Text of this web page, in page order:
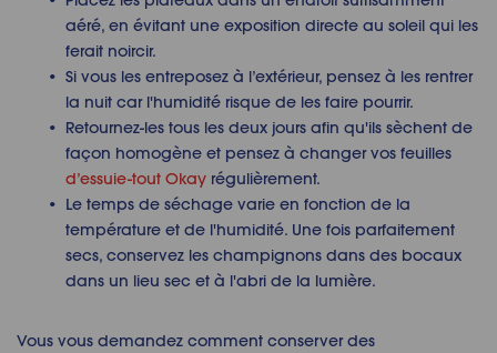
aéré, en évitant une exposition directe au soleil qui les
ferait noircir.
Si vous les entreposez à l’extérieur, pensez à les rentrer
la nuit car l'humidité risque de les faire pourrir.
Retournez-les tous les deux jours afin qu'ils sèchent de
façon homogène et pensez à changer vos feuilles
d’essuie-tout Okay régulièrement.
Le temps de séchage varie en fonction de la
température et de l'humidité. Une fois parfaitement
secs, conservez les champignons dans des bocaux
dans un lieu sec et à l'abri de la lumière.
Vous vous demandez comment conserver des